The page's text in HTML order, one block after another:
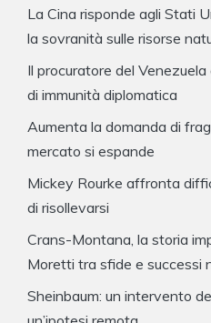
La Cina risponde agli Stati
la sovranità sulle risorse
Il procuratore del
di immunità diplomatica
Aumenta la domanda di
mercato si espande
Mickey Rourke affronta
di risollevarsi
Crans-Montana, la storia
Moretti tra sfide e successi
Sheinbaum: un intervento